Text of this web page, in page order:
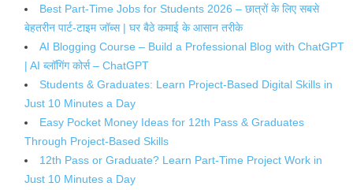
Best Part-Time Jobs for Students 2026 – छात्रों के लिए सबसे
बेहतरीन पार्ट-टाइम जॉब्स | घर बैठे कमाई के आसान तरीके
AI Blogging Course – Build a Professional Blog with ChatGPT
| AI ब्लॉगिंग कोर्स – ChatGPT
Students & Graduates: Learn Project-Based Digital Skills in
Just 10 Minutes a Day
Easy Pocket Money Ideas for 12th Pass & Graduates
Through Project-Based Skills
12th Pass or Graduate? Learn Part-Time Project Work in
Just 10 Minutes a Day